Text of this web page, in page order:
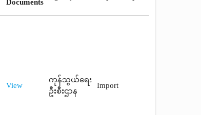
Documents
View
ကုန်သွယ်ရေး
ဦးစီးဌာန
Import